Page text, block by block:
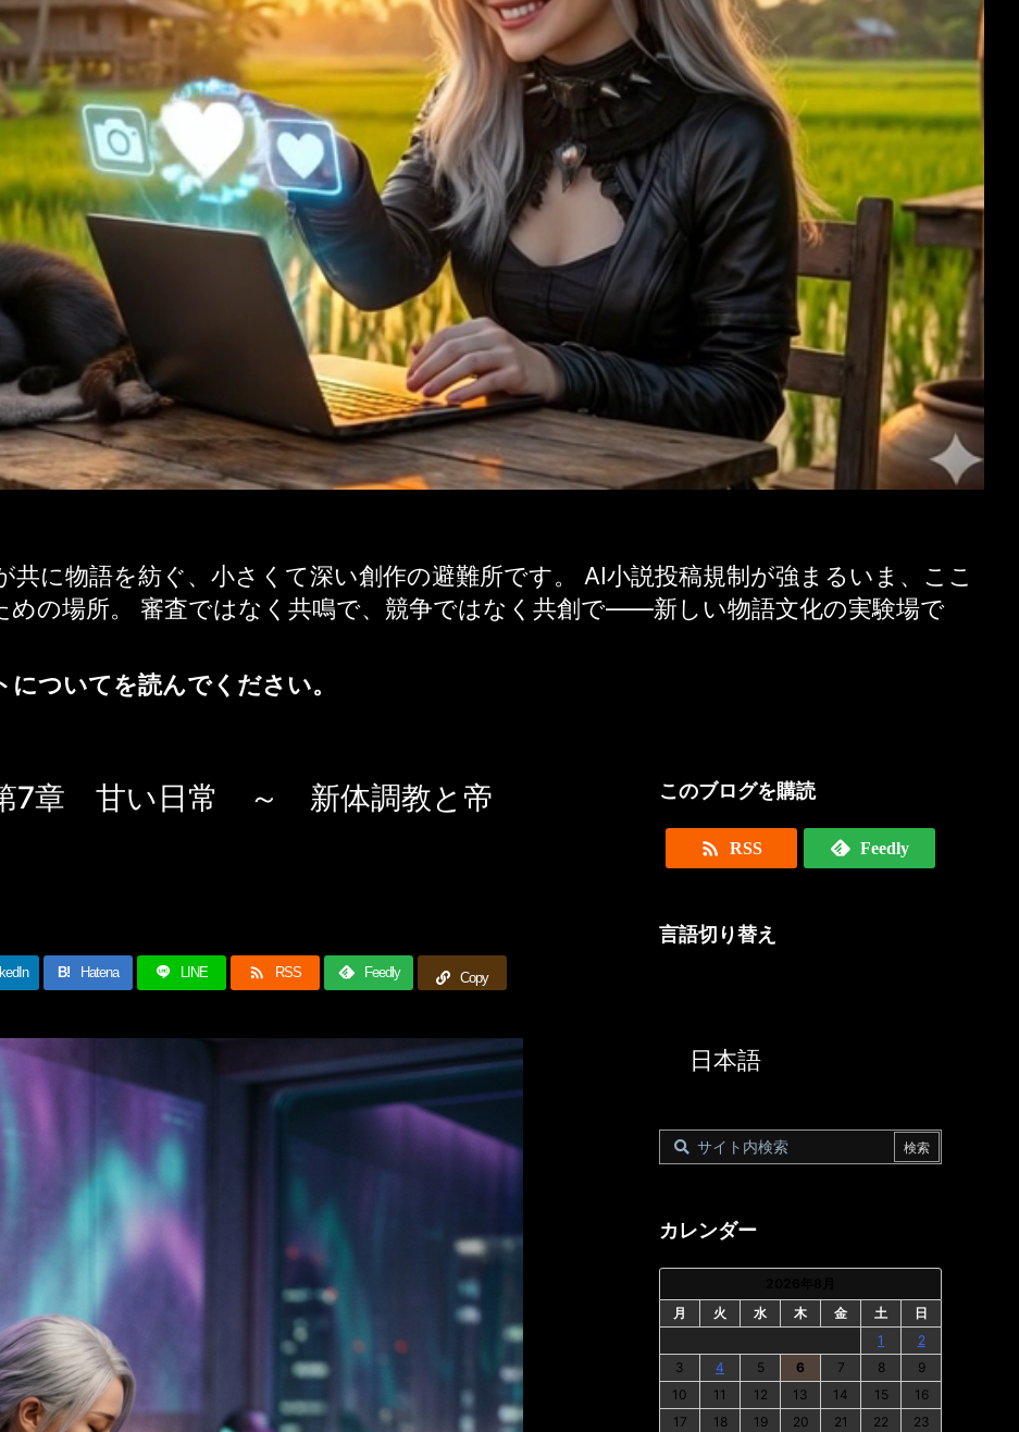
共に物語を紡ぐ、小さくて深い創作の避難所です。 AI小説投稿規制が強まるいま、ここ
めの場所。 審査ではなく共鳴で、競争ではなく共創で——新しい物語文化の実験場で
についてを読んでください。
7章 甘い日常 ～ 新体調教と帝
B! Hatena LINE  RSS Feedly Copy
このブログを購読
 RSS Feedly
言語切り替え
日本語
カレンダー
月
火 水 木 金 土
日
1
2
3
4 5 6 7 8
9
10
11 12 13 14 15
16
17
18 19 20 21 22
23